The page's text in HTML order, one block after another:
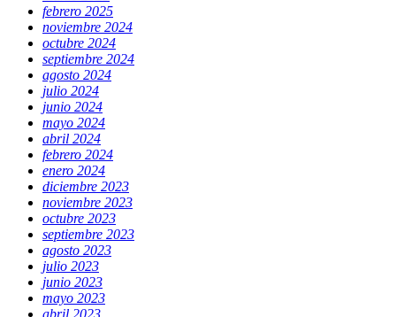
febrero 2025
noviembre 2024
octubre 2024
septiembre 2024
agosto 2024
julio 2024
junio 2024
mayo 2024
abril 2024
febrero 2024
enero 2024
diciembre 2023
noviembre 2023
octubre 2023
septiembre 2023
agosto 2023
julio 2023
junio 2023
mayo 2023
abril 2023